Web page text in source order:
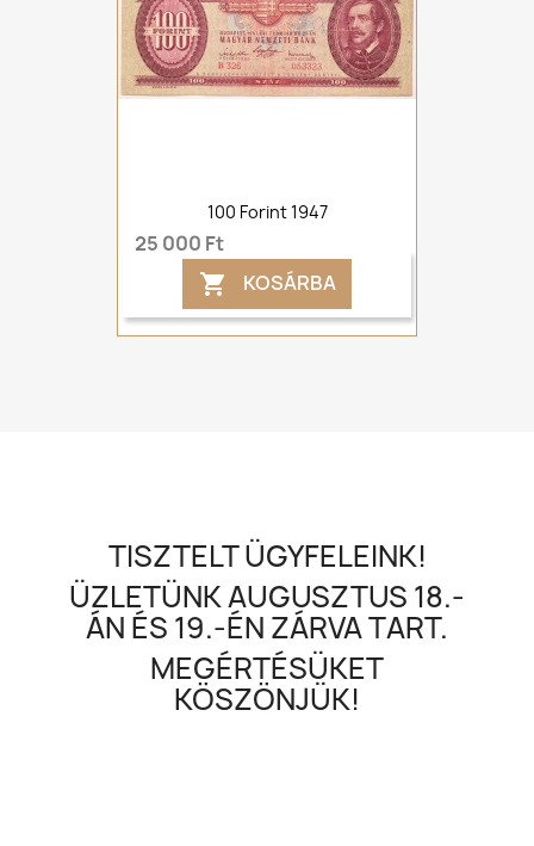
100 Forint 1947
25 000 Ft
 KOSÁRBA
TISZTELT ÜGYFELEINK!
ÜZLETÜNK AUGUSZTUS 18.-
ÁN ÉS 19.-ÉN ZÁRVA TART.
MEGÉRTÉSÜKET
KÖSZÖNJÜK!